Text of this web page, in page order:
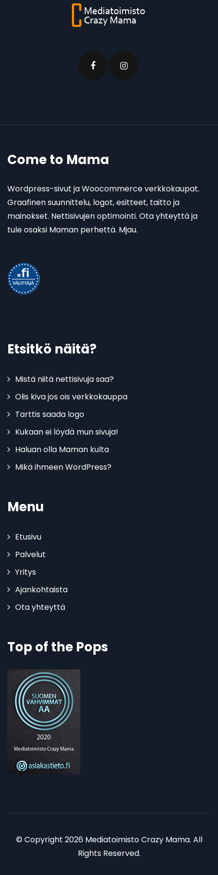
Come to Mama
Wordpress-sivut ja Woocommerce verkkokaupat.
Graafinen suunnittelu, logot, esitteet, taitto ja
mainokset. Nettisivujen optimointi. Ota yhteyttä ja
tule osaksi Maman perhettä. Mjau.
Etsitkö näitä?
Mistä niitä nettisivuja saa?
Olis kiva jos ois verkkokauppa
Tarttis saada logo
Kukaan ei löydä mun sivuja!
Haluan olla Maman kulta
Mikä ihmeen WordPress?
Menu
Etusivu
Palvelut
Yritys
Ajankohtaista
Ota yhteyttä
Top of the Pops
© Copyright 2026 Mediatoimisto Crazy Mama. All
Rights Reserved.